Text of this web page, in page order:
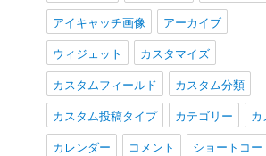
アイキャッチ画像
アーカイブ
ウィジェット
カスタマイズ
カスタムフィールド
カスタム分類
カスタム投稿タイプ
カテゴリー
カ
カレンダー
コメント
ショートコー